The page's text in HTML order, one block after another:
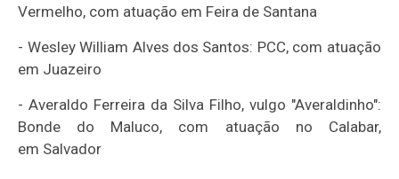
Vermelho, com atuação em Feira de Santana
- Wesley William Alves dos Santos: PCC, com atuação
em Juazeiro
- Averaldo Ferreira da Silva Filho, vulgo "Averaldinho":
Bonde do Maluco, com atuação no Calabar,
em Salvador